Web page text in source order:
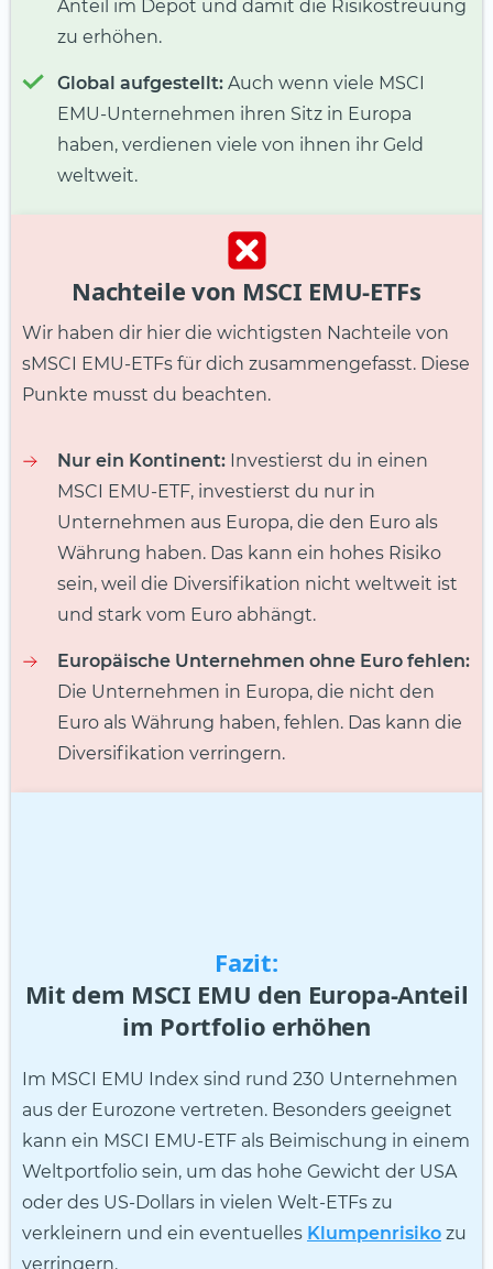
Anteil im Depot und damit die Risikostreuung
zu erhöhen.
Global aufgestellt: Auch wenn viele MSCI
EMU-Unternehmen ihren Sitz in Europa
haben, verdienen viele von ihnen ihr Geld
weltweit.
Nachteile von MSCI EMU-ETFs
Wir haben dir hier die wichtigsten Nachteile von
sMSCI EMU-ETFs für dich zusammengefasst. Diese
Punkte musst du beachten.
Nur ein Kontinent: Investierst du in einen
MSCI EMU-ETF, investierst du nur in
Unternehmen aus Europa, die den Euro als
Währung haben. Das kann ein hohes Risiko
sein, weil die Diversifikation nicht weltweit ist
und stark vom Euro abhängt.
Europäische Unternehmen ohne Euro fehlen:
Die Unternehmen in Europa, die nicht den
Euro als Währung haben, fehlen. Das kann die
Diversifikation verringern.
Fazit:
Mit dem MSCI EMU den Europa-Anteil
im Portfolio erhöhen
Im MSCI EMU Index sind rund 230 Unternehmen
aus der Eurozone vertreten. Besonders geeignet
kann ein MSCI EMU-ETF als Beimischung in einem
Weltportfolio sein, um das hohe Gewicht der USA
oder des US-Dollars in vielen Welt-ETFs zu
verkleinern und ein eventuelles Klumpenrisiko zu
verringern.